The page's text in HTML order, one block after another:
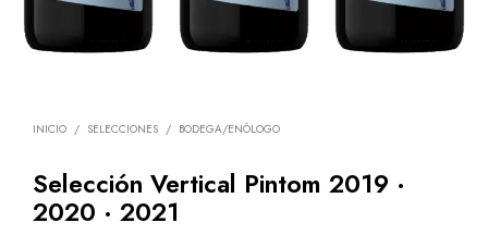
INICIO / SELECCIONES / BODEGA/ENÓLOGO
Selección Vertical Pintom 2019 ·
2020 · 2021